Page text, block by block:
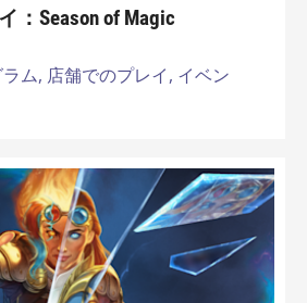
：Season of Magic
ム, 店舗でのプレイ, イベン